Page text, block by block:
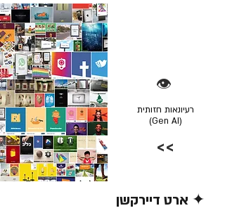
👁️
רעיונאות חזותית
(Gen AI)
>>
✦ ארט דיירקשן